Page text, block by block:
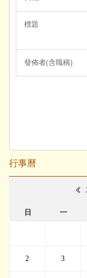
行事曆
日 一
2 3